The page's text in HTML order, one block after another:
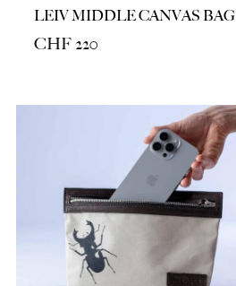
LEIV MIDDLE CANVAS BAG
CHF220